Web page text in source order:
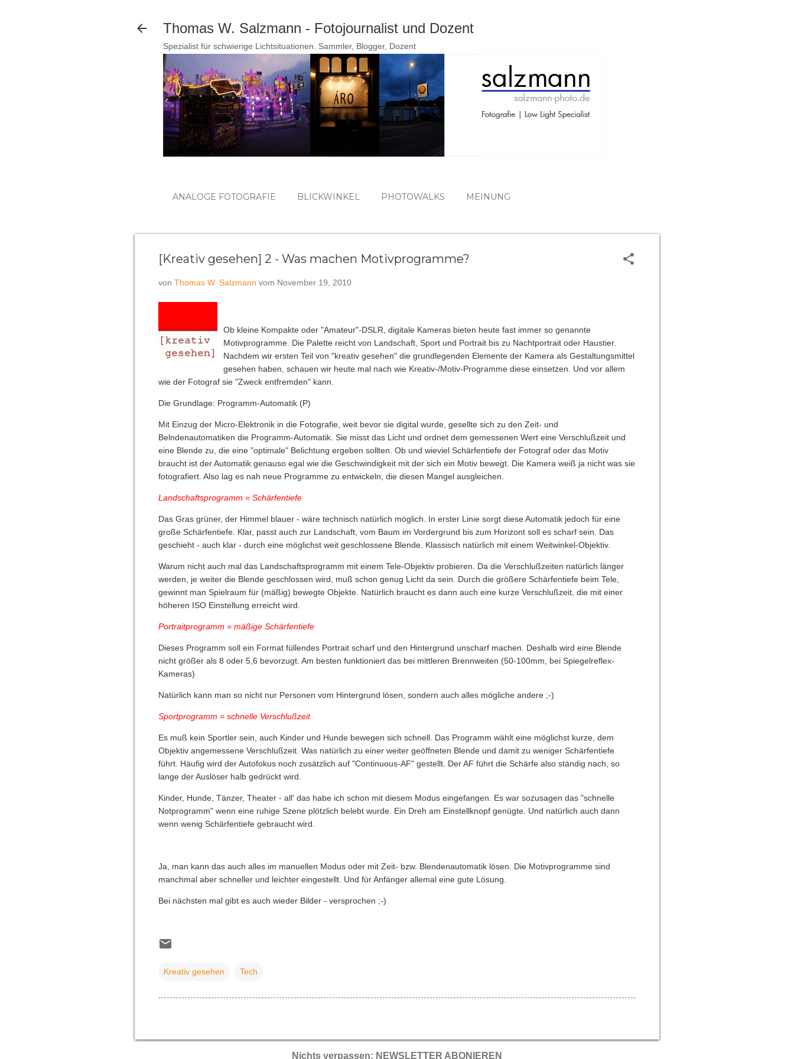
Thomas W. Salzmann - Fotojournalist und Dozent
Spezialist für schwierige Lichtsituationen. Sammler, Blogger, Dozent
ANALOGE FOTOGRAFIE BLICKWINKEL PHOTOWALKS MEINUNG
[Kreativ gesehen] 2 - Was machen Motivprogramme?
von Thomas W. Salzmann vom November 19, 2010
Ob kleine Kompakte oder "Amateur"-DSLR, digitale Kameras bieten heute fast immer so genannte
Motivprogramme. Die Palette reicht von Landschaft, Sport und Portrait bis zu Nachtportrait oder Haustier.
Nachdem wir ersten Teil von "kreativ gesehen" die grundlegenden Elemente der Kamera als Gestaltungsmittel
gesehen haben, schauen wir heute mal nach wie Kreativ-/Motiv-Programme diese einsetzen. Und vor allem
wie der Fotograf sie "Zweck entfremden" kann.
Die Grundlage: Programm-Automatik (P)
Mit Einzug der Micro-Elektronik in die Fotografie, weit bevor sie digital wurde, gesellte sich zu den Zeit- und
Belndenautomatiken die Programm-Automatik. Sie misst das Licht und ordnet dem gemessenen Wert eine Verschlußzeit und
eine Blende zu, die eine "optimale" Belichtung ergeben sollten. Ob und wieviel Schärfentiefe der Fotograf oder das Motiv
braucht ist der Automatik genauso egal wie die Geschwindigkeit mit der sich ein Motiv bewegt. Die Kamera weiß ja nicht was sie
fotografiert. Also lag es nah neue Programme zu entwickeln, die diesen Mangel ausgleichen.
Landschaftsprogramm = Schärfentiefe
Das Gras grüner, der Himmel blauer - wäre technisch natürlich möglich. In erster Linie sorgt diese Automatik jedoch für eine
große Schärfentiefe. Klar, passt auch zur Landschaft, vom Baum im Vordergrund bis zum Horizont soll es scharf sein. Das
geschieht - auch klar - durch eine möglichst weit geschlossene Blende. Klassisch natürlich mit einem Weitwinkel-Objektiv.
Warum nicht auch mal das Landschaftsprogramm mit einem Tele-Objektiv probieren. Da die Verschlußzeiten natürlich länger
werden, je weiter die Blende geschlossen wird, muß schon genug Licht da sein. Durch die größere Schärfentiefe beim Tele,
gewinnt man Spielraum für (mäßig) bewegte Objekte. Natürlich braucht es dann auch eine kurze Verschlußzeit, die mit einer
höheren ISO Einstellung erreicht wird.
Portraitprogramm = mäßige Schärfentiefe
Dieses Programm soll ein Format füllendes Portrait scharf und den Hintergrund unscharf machen. Deshalb wird eine Blende
nicht größer als 8 oder 5,6 bevorzugt. Am besten funktioniert das bei mittleren Brennweiten (50-100mm, bei Spiegelreflex-
Kameras)
Natürlich kann man so nicht nur Personen vom Hintergrund lösen, sondern auch alles mögliche andere ;-)
Sportprogramm = schnelle Verschlußzeit
Es muß kein Sportler sein, auch Kinder und Hunde bewegen sich schnell. Das Programm wählt eine möglichst kurze, dem
Objektiv angemessene Verschlußzeit. Was natürlich zu einer weiter geöffneten Blende und damit zu weniger Schärfentiefe
führt. Häufig wird der Autofokus noch zusätzlich auf "Continuous-AF" gestellt. Der AF führt die Schärfe also ständig nach, so
lange der Auslöser halb gedrückt wird.
Kinder, Hunde, Tänzer, Theater - all' das habe ich schon mit diesem Modus eingefangen. Es war sozusagen das "schnelle
Notprogramm" wenn eine ruhige Szene plötzlich belebt wurde. Ein Dreh am Einstellknopf genügte. Und natürlich auch dann
wenn wenig Schärfentiefe gebraucht wird.
Ja, man kann das auch alles im manuellen Modus oder mit Zeit- bzw. Blendenautomatik lösen. Die Motivprogramme sind
manchmal aber schneller und leichter eingestellt. Und für Anfänger allemal eine gute Lösung.
Bei nächsten mal gibt es auch wieder Bilder - versprochen ;-)
Kreativ gesehen Tech
Nichts verpassen: NEWSLETTER ABONIEREN